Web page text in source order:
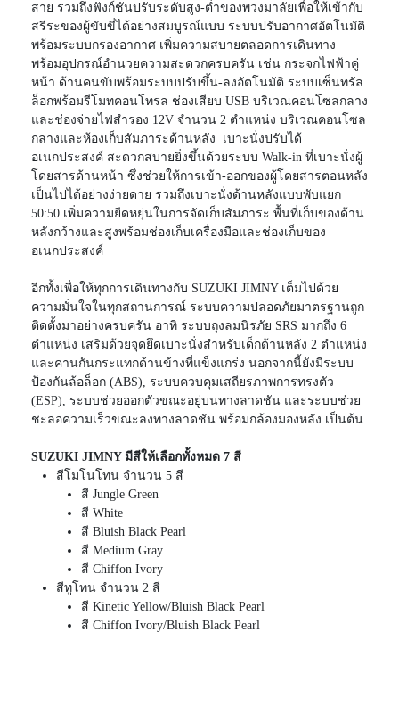
สาย รวมถึงฟังก์ชันปรับระดับสูง-ต่ำของพวงมาลัยเพื่อให้เข้ากับ
สรีระของผู้ขับขี่ได้อย่างสมบูรณ์แบบ ระบบปรับอากาศอัตโนมัติ
พร้อมระบบกรองอากาศ เพิ่มความสบายตลอดการเดินทาง
พร้อมอุปกรณ์อำนวยความสะดวกครบครัน เช่น กระจกไฟฟ้าคู่
หน้า ด้านคนขับพร้อมระบบปรับขึ้น-ลงอัตโนมัติ ระบบเซ็นทรัล
ล็อกพร้อมรีโมทคอนโทรล ช่องเสียบ USB บริเวณคอนโซลกลาง
และช่องจ่ายไฟสำรอง 12V จำนวน 2 ตำแหน่ง บริเวณคอนโซล
กลางและห้องเก็บสัมภาระด้านหลัง เบาะนั่งปรับได้
อเนกประสงค์ สะดวกสบายยิ่งขึ้นด้วยระบบ Walk-in ที่เบาะนั่งผู้
โดยสารด้านหน้า ซึ่งช่วยให้การเข้า-ออกของผู้โดยสารตอนหลัง
เป็นไปได้อย่างง่ายดาย รวมถึงเบาะนั่งด้านหลังแบบพับแยก
50:50 เพิ่มความยืดหยุ่นในการจัดเก็บสัมภาระ พื้นที่เก็บของด้าน
หลังกว้างและสูงพร้อมช่องเก็บเครื่องมือและช่องเก็บของ
อเนกประสงค์
อีกทั้งเพื่อให้ทุกการเดินทางกับ SUZUKI JIMNY เต็มไปด้วย
ความมั่นใจในทุกสถานการณ์ ระบบความปลอดภัยมาตรฐานถูก
ติดตั้งมาอย่างครบครัน อาทิ ระบบถุงลมนิรภัย SRS มากถึง 6
ตำแหน่ง เสริมด้วยจุดยึดเบาะนั่งสำหรับเด็กด้านหลัง 2 ตำแหน่ง
และคานกันกระแทกด้านข้างที่แข็งแกร่ง นอกจากนี้ยังมีระบบ
ป้องกันล้อล็อก (ABS), ระบบควบคุมเสถียรภาพการทรงตัว
(ESP), ระบบช่วยออกตัวขณะอยู่บนทางลาดชัน และระบบช่วย
ชะลอความเร็วขณะลงทางลาดชัน พร้อมกล้องมองหลัง เป็นต้น
SUZUKI JIMNY มีสีให้เลือกทั้งหมด 7 สี
สีโมโนโทน จำนวน 5 สี
สี Jungle Green
สี White
สี Bluish Black Pearl
สี Medium Gray
สี Chiffon Ivory
สีทูโทน จำนวน 2 สี
สี Kinetic Yellow/Bluish Black Pearl
สี Chiffon Ivory/Bluish Black Pearl